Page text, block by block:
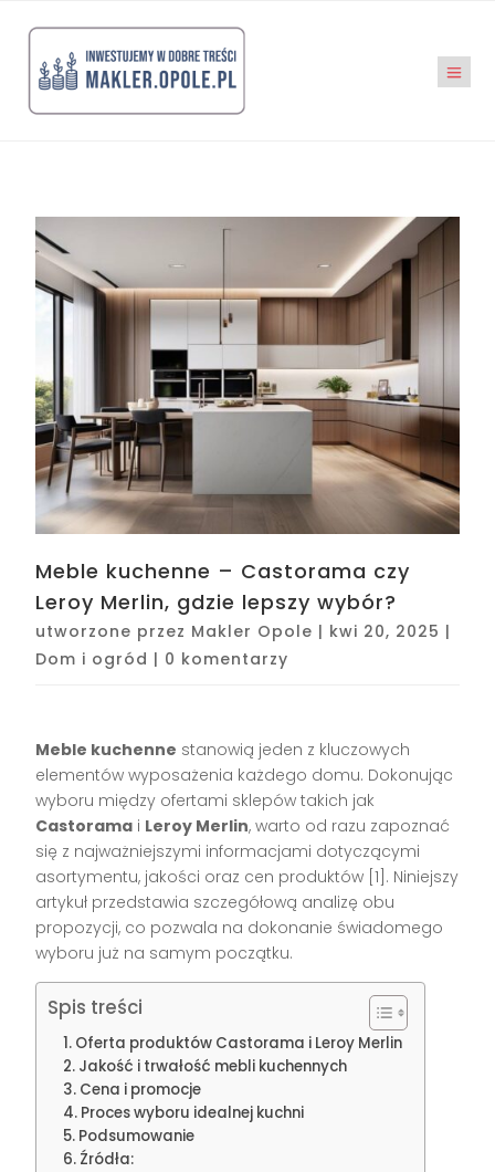
Meble kuchenne – Castorama czy
Leroy Merlin, gdzie lepszy wybór?
utworzone przez Makler Opole | kwi 20, 2025 |
Dom i ogród | 0 komentarzy
Meble kuchenne stanowią jeden z kluczowych
elementów wyposażenia każdego domu. Dokonując
wyboru między ofertami sklepów takich jak
Castorama i Leroy Merlin, warto od razu zapoznać
się z najważniejszymi informacjami dotyczącymi
asortymentu, jakości oraz cen produktów [1]. Niniejszy
artykuł przedstawia szczegółową analizę obu
propozycji, co pozwala na dokonanie świadomego
wyboru już na samym początku.
Spis treści
Oferta produktów Castorama i Leroy Merlin
Jakość i trwałość mebli kuchennych
Cena i promocje
Proces wyboru idealnej kuchni
Podsumowanie
Źródła: